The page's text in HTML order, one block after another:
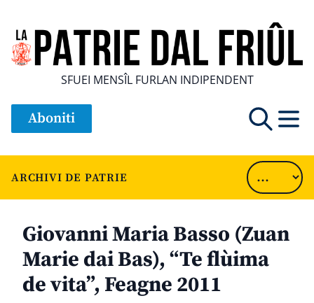
SFUEI MENSÎL FURLAN INDIPENDENT
Aboniti
ARCHIVI DE PATRIE
Giovanni Maria Basso (Zuan
Marie dai Bas), “Te flùima
de vita”, Feagne 2011